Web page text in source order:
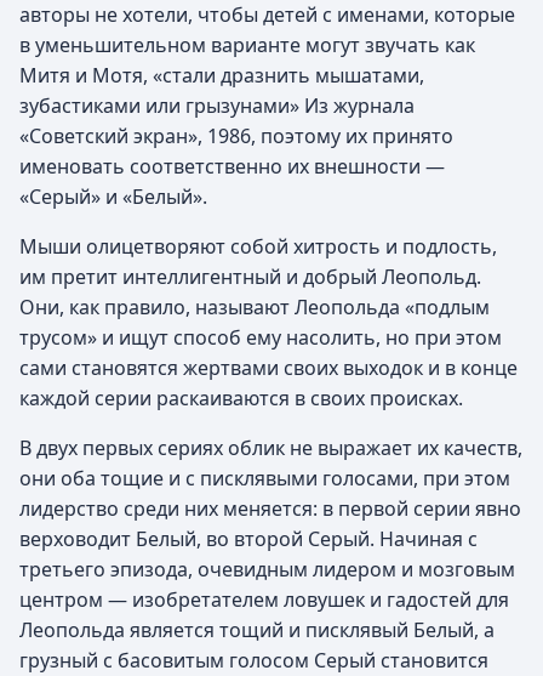
авторы не хотели, чтобы детей с именами, которые
в уменьшительном варианте могут звучать как
Митя и Мотя, «стали дразнить мышатами,
зубастиками или грызунами» Из журнала
«Советский экран», 1986, поэтому их принято
именовать соответственно их внешности —
«Серый» и «Белый».
Мыши олицетворяют собой хитрость и подлость,
им претит интеллигентный и добрый Леопольд.
Они, как правило, называют Леопольда «подлым
трусом» и ищут способ ему насолить, но при этом
сами становятся жертвами своих выходок и в конце
каждой серии раскаиваются в своих происках.
В двух первых сериях облик не выражает их качеств,
они оба тощие и с писклявыми голосами, при этом
лидерство среди них меняется: в первой серии явно
верховодит Белый, во второй Серый. Начиная с
третьего эпизода, очевидным лидером и мозговым
центром — изобретателем ловушек и гадостей для
Леопольда является тощий и писклявый Белый, а
грузный с басовитым голосом Серый становится